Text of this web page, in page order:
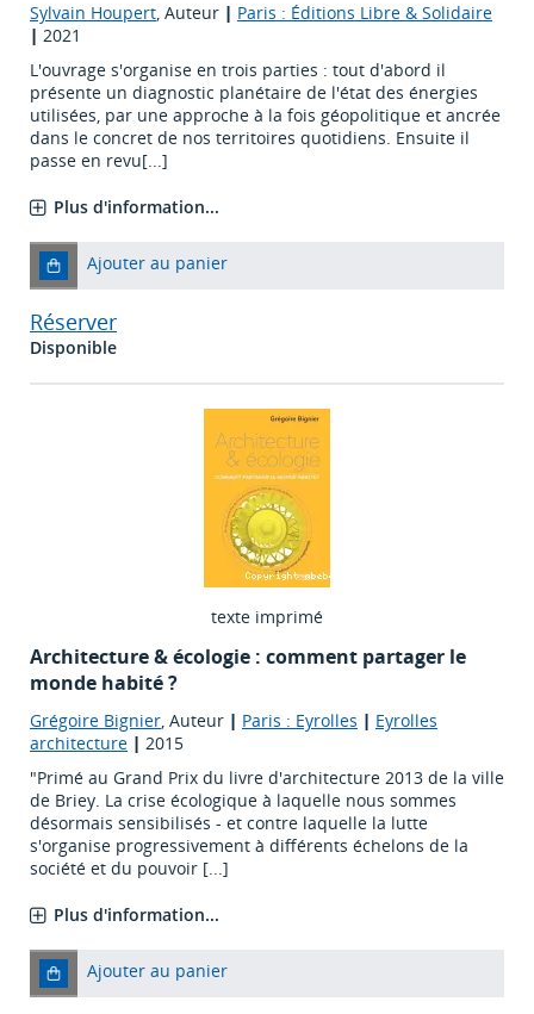
Sylvain Houpert, Auteur | Paris : Éditions Libre & Solidaire
| 2021
L'ouvrage s'organise en trois parties : tout d'abord il
présente un diagnostic planétaire de l'état des énergies
utilisées, par une approche à la fois géopolitique et ancrée
dans le concret de nos territoires quotidiens. Ensuite il
passe en revu[...]
Plus d'information...
Ajouter au panier
Réserver
Disponible
texte imprimé
Architecture & écologie : comment partager le
monde habité ?
Grégoire Bignier, Auteur | Paris : Eyrolles | Eyrolles
architecture | 2015
"Primé au Grand Prix du livre d'architecture 2013 de la ville
de Briey. La crise écologique à laquelle nous sommes
désormais sensibilisés - et contre laquelle la lutte
s'organise progressivement à différents échelons de la
société et du pouvoir [...]
Plus d'information...
Ajouter au panier